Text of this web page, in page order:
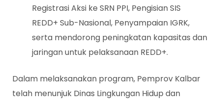
Registrasi Aksi ke SRN PPI, Pengisian SIS
REDD+ Sub-Nasional, Penyampaian IGRK,
serta mendorong peningkatan kapasitas dan
jaringan untuk pelaksanaan REDD+.
Dalam melaksanakan program, Pemprov Kalbar
telah menunjuk Dinas Lingkungan Hidup dan